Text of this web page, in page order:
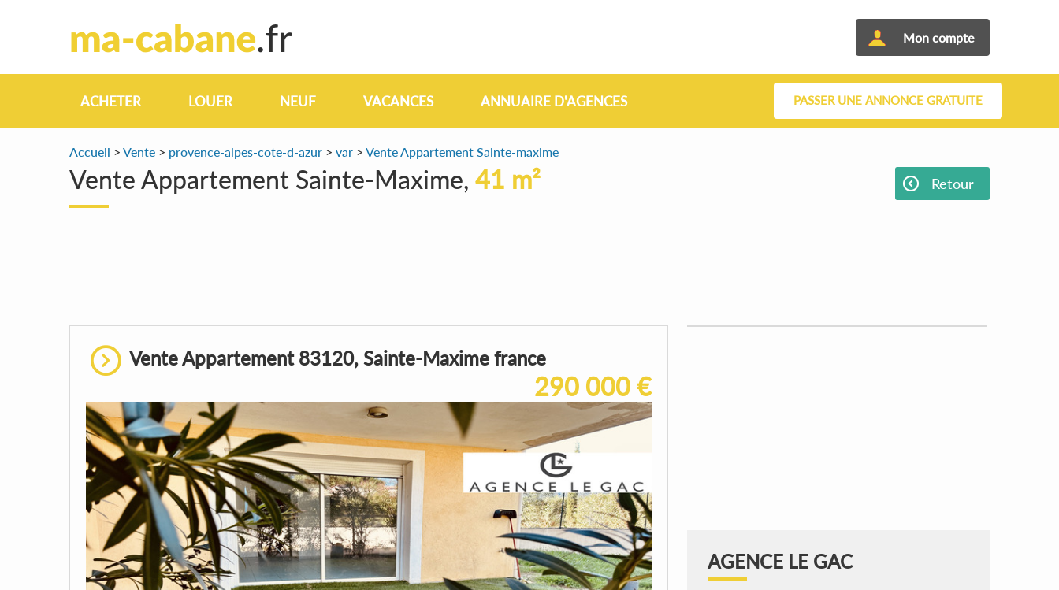
Mon compte
ACHETER LOUER NEUF VACANCES ANNUAIRE D'AGENCES PASSER UNE ANNONCE GRATUITE
Accueil > Vente > provence-alpes-cote-d-azur > var > Vente Appartement Sainte-maxime
Retour
Vente Appartement Sainte-Maxime, 41 m²
Vente Appartement 83120, Sainte-Maxime france
290 000 €
AGENCE LE GAC